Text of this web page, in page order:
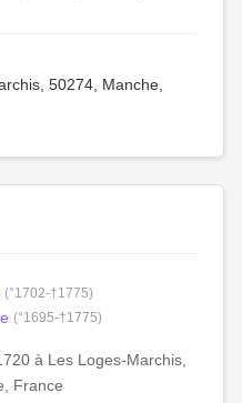
50274, Manche,
(°1702-†1775)
(°1695-†1775)
à Les Loges-Marchis,
France